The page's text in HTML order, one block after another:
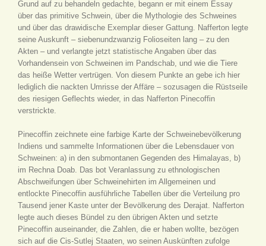
Grund auf zu behandeln gedachte, begann er mit einem Essay
über das primitive Schwein, über die Mythologie des Schweines
und über das drawidische Exemplar dieser Gattung. Nafferton legte
seine Auskunft – siebenundzwanzig Folioseiten lang – zu den
Akten – und verlangte jetzt statistische Angaben über das
Vorhandensein von Schweinen im Pandschab, und wie die Tiere
das heiße Wetter vertrügen. Von diesem Punkte an gebe ich hier
lediglich die nackten Umrisse der Affäre – sozusagen die Rüstseile
des riesigen Geflechts wieder, in das Nafferton Pinecoffin
verstrickte.
Pinecoffin zeichnete eine farbige Karte der Schweinebevölkerung
Indiens und sammelte Informationen über die Lebensdauer von
Schweinen: a) in den submontanen Gegenden des Himalayas, b)
im Rechna Doab. Das bot Veranlassung zu ethnologischen
Abschweifungen über Schweinehirten im Allgemeinen und
entlockte Pinecoffin ausführliche Tabellen über die Verteilung pro
Tausend jener Kaste unter der Bevölkerung des Derajat. Nafferton
legte auch dieses Bündel zu den übrigen Akten und setzte
Pinecoffin auseinander, die Zahlen, die er haben wollte, bezögen
sich auf die Cis-Sutlej Staaten, wo seinen Auskünften zufolge